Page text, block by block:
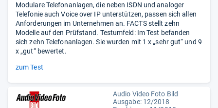
Modulare Telefonanlagen, die neben ISDN und analoger
Telefonie auch Voice over IP unterstützen, passen sich allen
Anforderungen im Unternehmen an. FACTS stellt zehn
Modelle auf den Prüfstand. Testumfeld: Im Test befanden
sich zehn Telefonanlagen. Sie wurden mit 1 x „sehr gut“ und 9
x „gut“ bewertet.
zum Test
Audio Video Foto Bild
Ausgabe: 12/2018